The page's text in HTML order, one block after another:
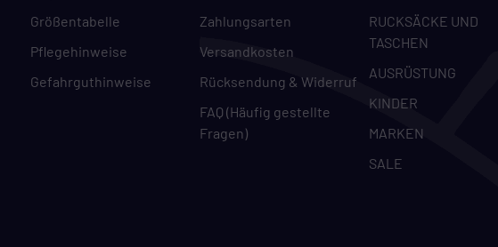
Größentabelle
Pflegehinweise
Gefahrguthinweise
Zahlungsarten
Versandkosten
Rücksendung & Widerruf
FAQ (Häufig gestellte
Fragen)
RUCKSÄCKE UND
TASCHEN
AUSRÜSTUNG
KINDER
MARKEN
SALE